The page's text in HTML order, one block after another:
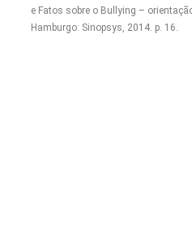
e Fatos sobre o Bullying –
Hamburgo: Sinopsys, 2014. p. 16.